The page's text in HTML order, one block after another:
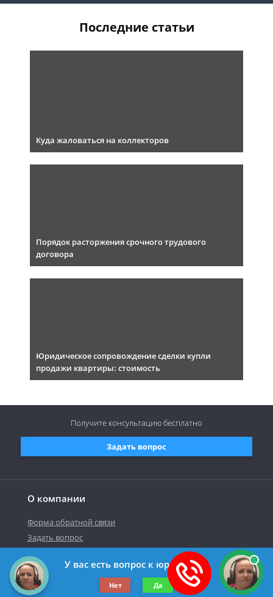
Последние статьи
Куда жаловаться на коллекторов
Порядок расторжения срочного трудового
договора
Юридическое сопровождение сделки купли
продажи квартиры: стоимость
О компании
Форма обратной связи
Задать вопрос
©2019-2026 Все права защищены.
Задать вопрос
Получите консультациюбесплатно
У вас есть вопрос к юристу?
Нет Да